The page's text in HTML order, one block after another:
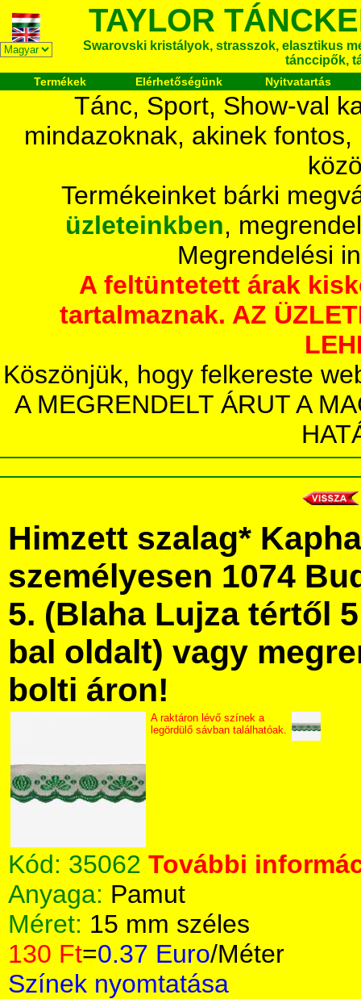
TAYLOR
Swarovski kristályok, strasszok, elasztikus
tánccipők,
Termékek Elérhetőségünk Nyitvatartás
Tánc, Sport, Show-val
mindazoknak, akinek
Termékeinket bárki
üzleteinkben,
Megrendelési
A feltüntetett árak
tartalmaznak. AZ
Köszönjük, hogy felkereste
A MEGRENDELT ÁRUT A
Himzett szalag*
személyesen 1074
5. (Blaha Lujza tértől
bal oldalt) vagy
bolti áron!
A raktáron lévő színek a
legördülő sávban találhatóak.
Kód: 35062 További
Anyaga: Pamut
Méret: 15 mm széles
130 Ft=0.37 Euro/Méter
Színek nyomtatása